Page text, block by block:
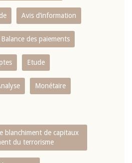
Avis d’information
Balance des paiements
Etude
Monétaire
blanchiment de capitaux
du terrorisme